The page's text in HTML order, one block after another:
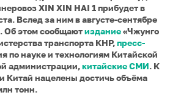
XIN XIN HAI 1 прибудет в
Вслед за ним в августе-сентябре
Об этом сообщаютиздание«Чжунго
транспорта КНР,пресс-
по науке и технологиям Китайской
администрации,китайские СМИ. К
Китай нацелены достичь объёма
тонн.